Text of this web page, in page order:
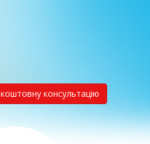
консультацію